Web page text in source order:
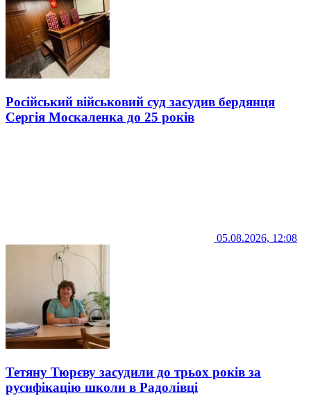
Російський військовий суд засудив бердянця
Сергія Москаленка до 25 років
05.08.2026, 12:08
Тетяну Тюрєву засудили до трьох років за
русифікацію школи в Радолівці